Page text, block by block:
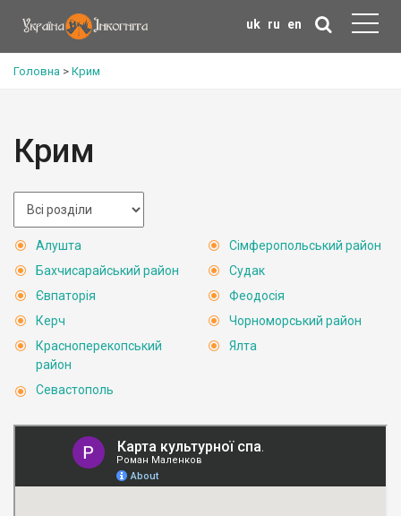
uk ru en
Головна > Крим
Крим
Алушта
Бахчисарайський район
Євпаторія
Керч
Красноперекопський
район
Севастополь
Сімферопольський район
Судак
Феодосія
Чорноморський район
Ялта